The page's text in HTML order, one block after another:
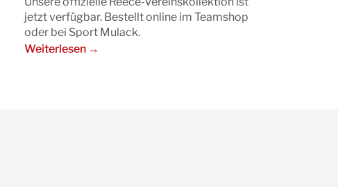
jetzt verfügbar. Bestellt online im Teamshop
oder bei Sport Mulack.
Weiterlesen →